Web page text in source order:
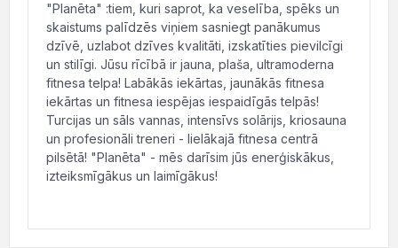
"Planēta" :tiem, kuri saprot, ka veselība, spēks un
skaistums palīdzēs viņiem sasniegt panākumus
dzīvē, uzlabot dzīves kvalitāti, izskatīties pievilcīgi
un stilīgi. Jūsu rīcībā ir jauna, plaša, ultramoderna
fitnesa telpa! Labākās iekārtas, jaunākās fitnesa
iekārtas un fitnesa iespējas iespaidīgās telpās!
Turcijas un sāls vannas, intensīvs solārijs, kriosauna
un profesionāli treneri - lielākajā fitnesa centrā
pilsētā! "Planēta" - mēs darīsim jūs enerģiskākus,
izteiksmīgākus un laimīgākus!